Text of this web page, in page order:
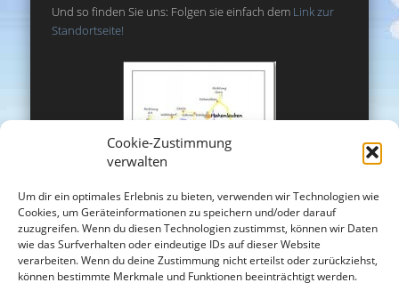
Cookie-Zustimmung
verwalten
Um dir ein optimales Erlebnis zu bieten, verwenden wir Technologien wie
Cookies, um Geräteinformationen zu speichern und/oder darauf
zuzugreifen. Wenn du diesen Technologien zustimmst, können wir Daten
wie das Surfverhalten oder eindeutige IDs auf dieser Website
verarbeiten. Wenn du deine Zustimmung nicht erteilst oder zurückziehst,
können bestimmte Merkmale und Funktionen beeinträchtigt werden.
Und so finden Sie uns: Folgen sie einfach dem Link zur
Standortseite!